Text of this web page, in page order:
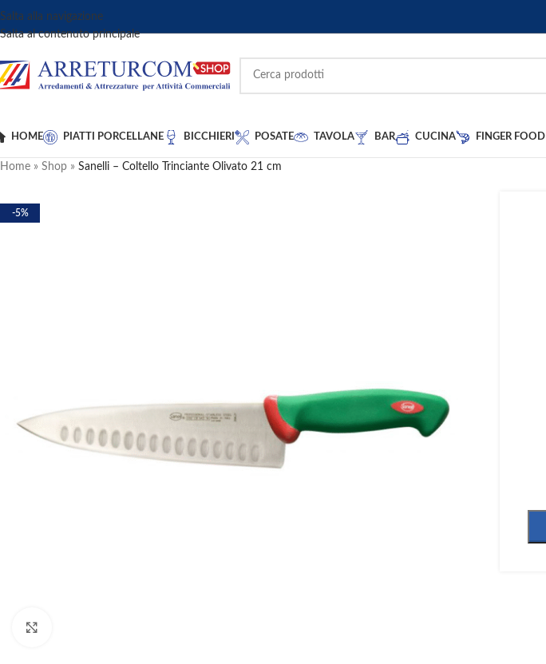
Salta alla navigazione
Salta al contenuto principale
HOME PIATTI PORCELLANE BICCHIERI POSATE TAVOLA BAR CUCINA FINGER FOOD
Home » Shop » Sanelli – Coltello Trinciante Olivato 21 cm
-5%